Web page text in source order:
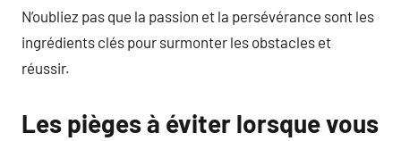
N’oubliez pas que la passion et la persévérance sont les
ingrédients clés pour surmonter les obstacles et
réussir.
Les pièges à éviter lorsque vous